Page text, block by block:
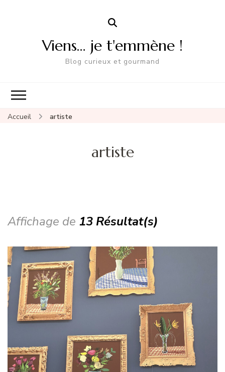
Viens… je t'emmène !
Blog curieux et gourmand
Accueil artiste
artiste
Affichage de 13 Résultat(s)